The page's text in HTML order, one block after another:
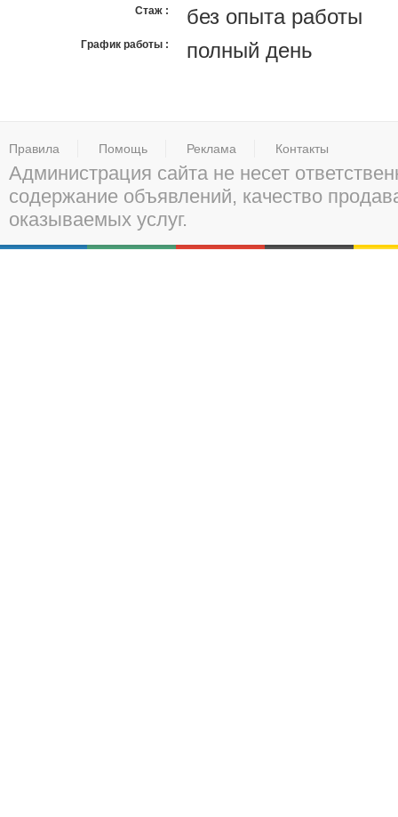
Стаж без опыта работы
График работы полный день
Правила Помощь Реклама Контакты
Администрация сайта не несет
содержание объявлений, качество
оказываемых услуг.